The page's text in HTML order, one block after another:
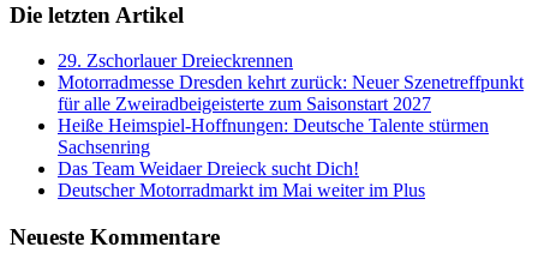
Die letzten Artikel
29. Zschorlauer Dreieckrennen
Motorradmesse Dresden kehrt zurück: Neuer Szenetreffpunkt
für alle Zweiradbeigeisterte zum Saisonstart 2027
Heiße Heimspiel-Hoffnungen: Deutsche Talente stürmen
Sachsenring
Das Team Weidaer Dreieck sucht Dich!
Deutscher Motorradmarkt im Mai weiter im Plus
Neueste Kommentare